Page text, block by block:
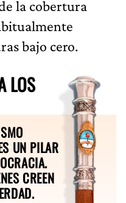
la cobertura
bajo cero.
LOS
UN PILAR
CREEN